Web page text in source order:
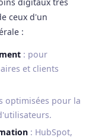
ceux d'un
:
: pour
et clients
optimisées pour la
: HubSpot,